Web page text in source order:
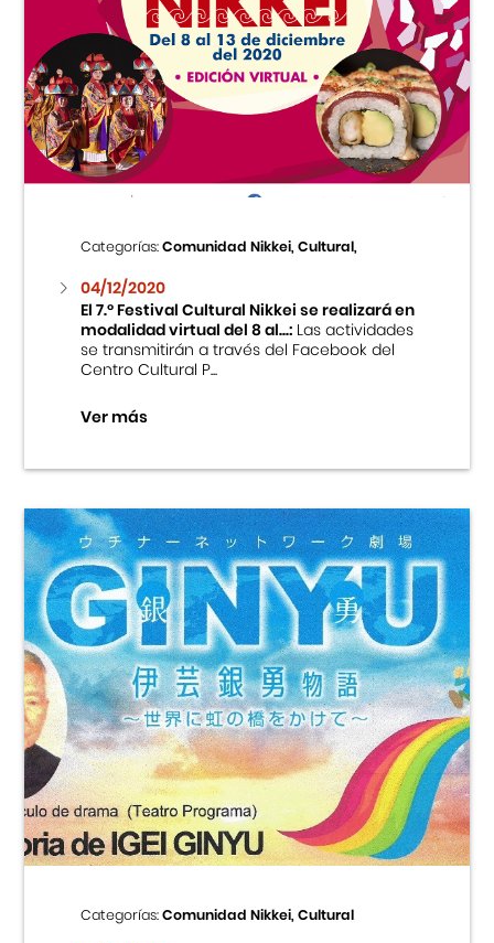
Categorías:Comunidad Nikkei, Cultural,
04/12/2020
El 7.º Festival Cultural Nikkei se realizará en
modalidad virtual del 8 al...:Las actividades
se transmitirán a través del Facebook del
Centro Cultural P...
Ver más
Categorías:Comunidad Nikkei, Cultural